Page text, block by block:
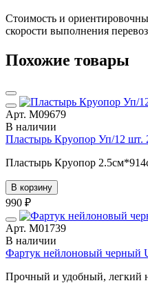
Стоимость и
скорости выполнения
Похожие товары
Арт. М09679
В наличии
Пластырь Круопор Уп/12
Пластырь Круопор
В корзину
990 ₽
Арт. М01739
В наличии
Фартук нейлоновый черный
Прочный и удобный, легкий